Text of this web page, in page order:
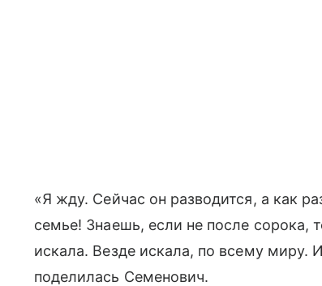
«Я жду. Сейчас он разводится, а как
семье! Знаешь, если не после сорока,
искала. Везде искала, по всему миру.
поделилась Семенович.